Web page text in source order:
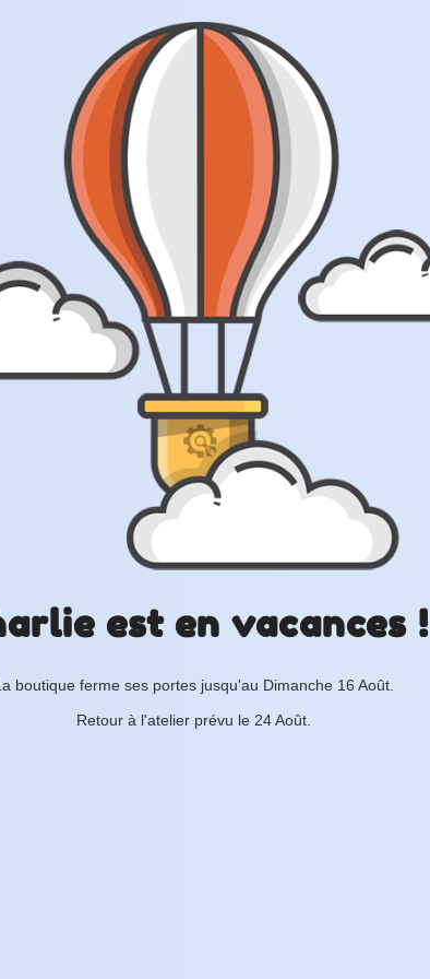
est en vacances !
boutique ferme ses portes jusqu'au Dimanche 16 Août.
Retour à l'atelier prévu le 24 Août.